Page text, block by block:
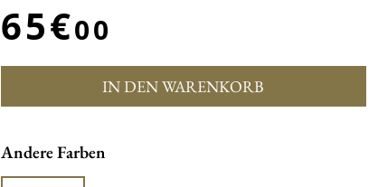
65€00
IN DEN WARENKORB
Andere Farben